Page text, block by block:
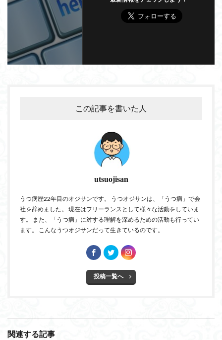
この記事を書いた人
utsuojisan
うつ病歴22年目のオジサンです。 うつオジサンは、「うつ病」で会
社を辞めました。 現在はフリーランスとして様々な活動をしていま
す。 また、「うつ病」に対する理解を深めるための活動も行ってい
ます。 こんなうつオジサンだって生きているのです。
投稿一覧へ
関連する記事